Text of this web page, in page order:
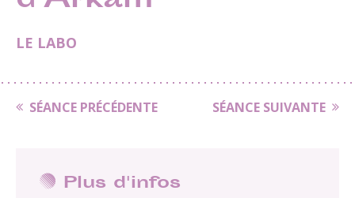
LE LABO
SÉANCE PRÉCÉDENTE SÉANCE SUIVANTE
Plus d'infos